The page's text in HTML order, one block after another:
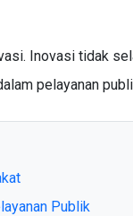
Inovasi tidak
pelayanan
Publik